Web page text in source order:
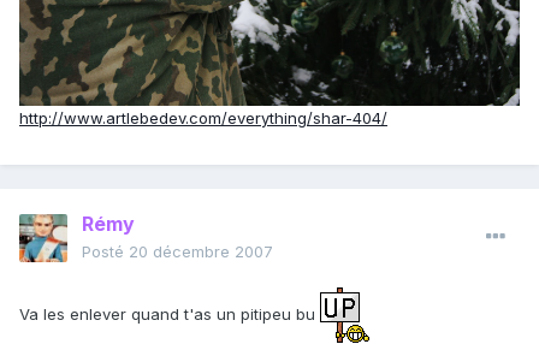
http://www.artlebedev.com/everything/shar-404/
Rémy
Posté 20 décembre 2007
Va les enlever quand t'as un pitipeu bu